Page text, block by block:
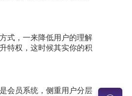
式，一来降低用户的理解
特权，这时候其实你的积
会员系统，侧重用户分层